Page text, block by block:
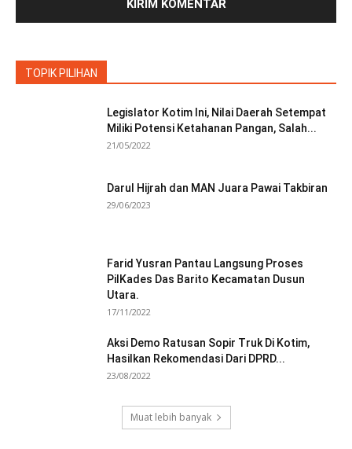
TOPIK PILIHAN
Legislator Kotim Ini, Nilai Daerah Setempat
Miliki Potensi Ketahanan Pangan, Salah...
21/05/2022
Darul Hijrah dan MAN Juara Pawai Takbiran
29/06/2023
Farid Yusran Pantau Langsung Proses
PilKades Das Barito Kecamatan Dusun
Utara.
17/11/2022
Aksi Demo Ratusan Sopir Truk Di Kotim,
Hasilkan Rekomendasi Dari DPRD...
23/08/2022
Muat lebih banyak